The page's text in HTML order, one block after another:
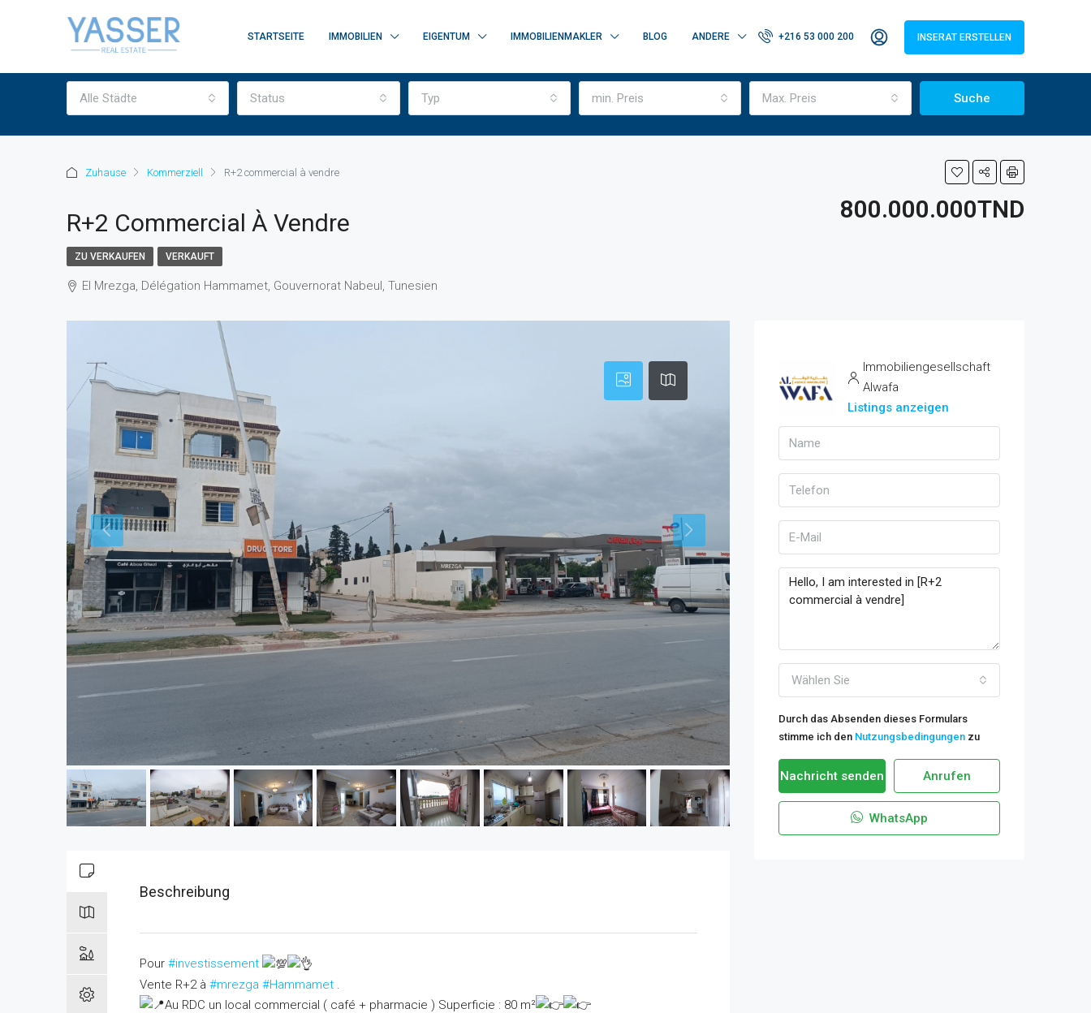
STARTSEITE IMMOBILIEN EIGENTUM IMMOBILIENMAKLER BLOG ANDERE +216 53 000 200 INSERAT ERSTELLEN
Alle Städte Status Typ min. Preis Max. Preis Suche
Zuhause Kommerziell R+2 commercial à vendre
R+2 Commercial À Vendre 800.000.000TND
ZU VERKAUFEN VERKAUFT
El Mrezga, Délégation Hammamet, Gouvernorat Nabeul, Tunesien
Beschreibung
Pour #investissement
Vente R+2 à #mrezga #Hammamet .
Au RDC un local commercial ( café + pharmacie ) Superficie : 80 m²
Immobiliengesellschaft
Alwafa
Listings anzeigen
Wählen Sie
Durch das Absenden dieses Formulars
stimme ich den Nutzungsbedingungen zu
Nachricht senden Anrufen
WhatsApp